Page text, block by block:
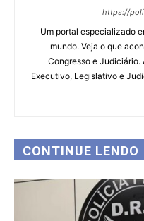
https://
Um portal especializado
mundo. Veja o que
Congresso e Judiciário.
Executivo, Legislativo e
CONTINUE LENDO